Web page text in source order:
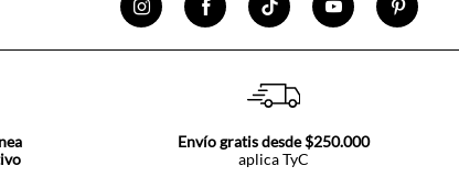
Envío gratis desde $250.000
aplica TyC